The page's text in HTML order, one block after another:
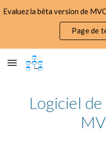
Page de
Logiciel